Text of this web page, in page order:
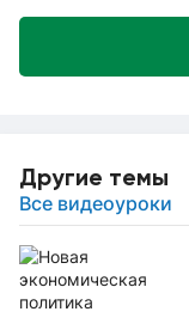
Другие темы
Все видеоуроки